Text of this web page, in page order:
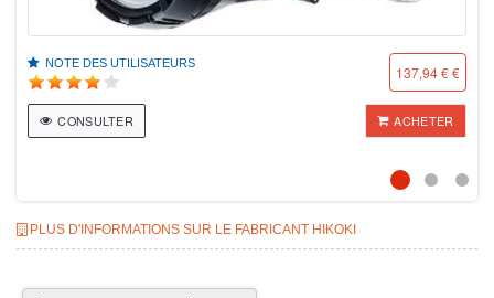
NOTE DES UTILISATEURS 137,94 € €
CONSULTER ACHETER
PLUS D'INFORMATIONS SUR LE FABRICANT HIKOKI